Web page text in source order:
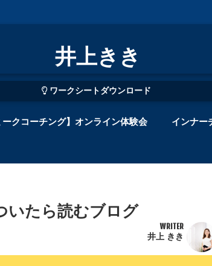
井上きき
ワークシートダウンロード
クコーチング】オンライン体験会 インナー
いたら読むブログ
WRITER
井上 きき